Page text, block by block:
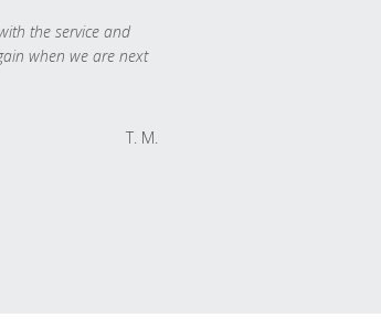
the service and
when we are next
T. M.